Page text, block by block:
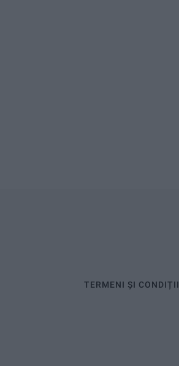
TERMENI ȘI CONDIȚII